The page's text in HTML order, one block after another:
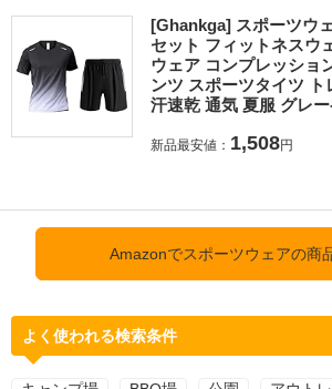
[Ghankga] スポーツウ
セット フィットネスウ
ウェア コンプレッショ
ンツ スポーツタイツ ト
汗速乾 通気 夏服 グレ
新品最安値： 1,508円
Amazonでスポーツウェアの商
よく使われる検索条件